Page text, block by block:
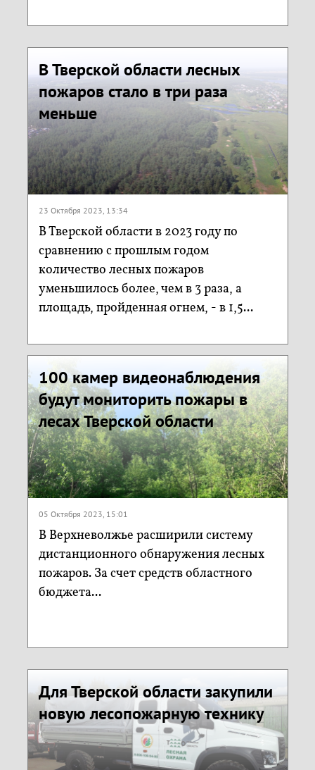
В Тверской области лесных
пожаров стало в три раза
меньше
23 Октября 2023, 13:34
В Тверской области в 2023 году по
сравнению с прошлым годом
количество лесных пожаров
уменьшилось более, чем в 3 раза, а
площадь, пройденная огнем, - в 1,5...
100 камер видеонаблюдения
будут мониторить пожары в
лесах Тверской области
05 Октября 2023, 15:01
В Верхневолжье расширили систему
дистанционного обнаружения лесных
пожаров. За счет средств областного
бюджета...
Для Тверской области закупили
новую лесопожарную технику